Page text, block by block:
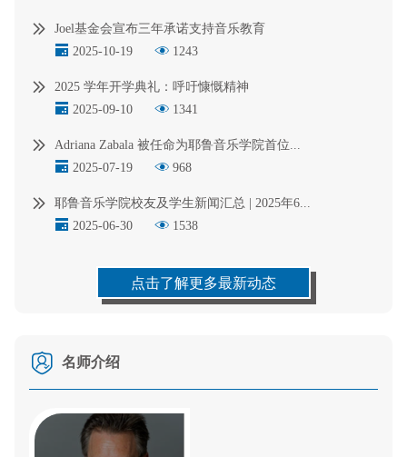
Joel基金会宣布三年承诺支持音乐教育
2025-10-19
1243
2025 学年开学典礼：呼吁慷慨精神
2025-09-10
1341
Adriana Zabala 被任命为耶鲁音乐学院首位...
2025-07-19
968
耶鲁音乐学院校友及学生新闻汇总 | 2025年6...
2025-06-30
1538
点击了解更多最新动态
名师介绍